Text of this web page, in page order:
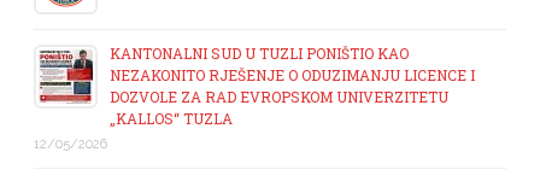
KANTONALNI SUD U TUZLI PONIŠTIO KAO
NEZAKONITO RJEŠENJE O ODUZIMANJU LICENCE I
DOZVOLE ZA RAD EVROPSKOM UNIVERZITETU
„KALLOS“ TUZLA
12/05/2026